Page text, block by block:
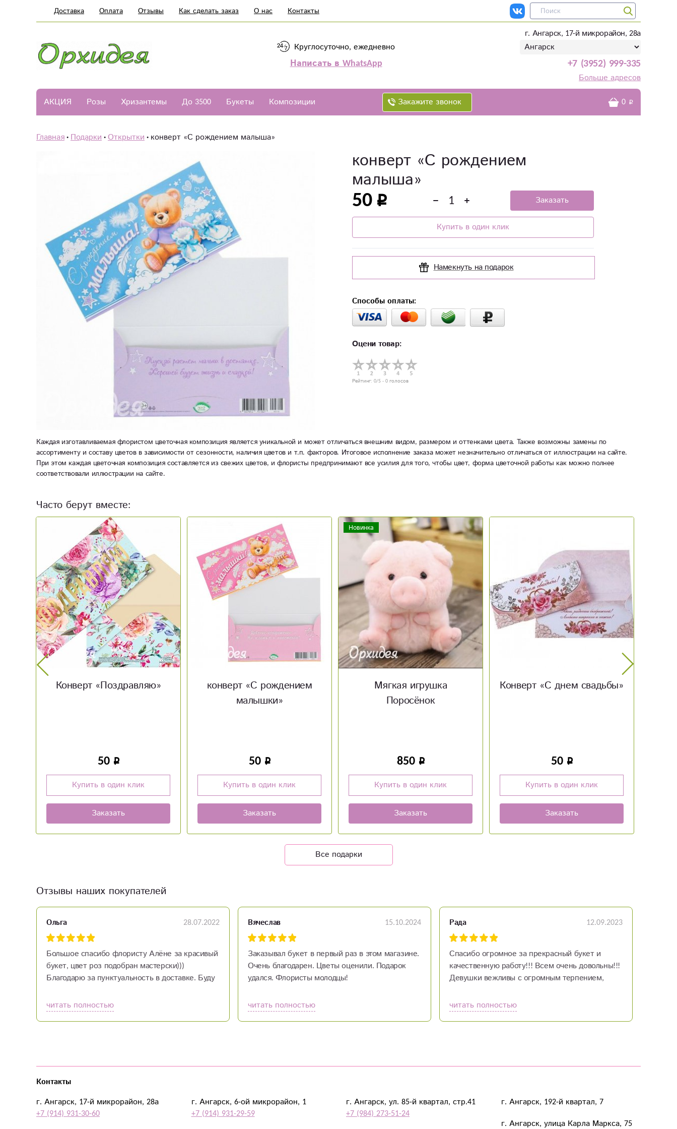
Доставка Оплата Отзывы Как сделать заказ О нас Контакты
Круглосуточно, ежедневно
Написать в WhatsApp
г. Ангарск, 17-й микрорайон, 28а
+7 (3952) 999-335
Больше адресов
АКЦИЯ Розы Хризантемы До 3500 Букеты Композиции Закажите звонок 0
Главная Подарки Открытки конверт «С рождением малыша»
конверт «С рождением
малыша»
50 Заказать
Купить в один клик
Намекнуть на подарок
Способы оплаты:
Оцени товар:
Рейтинг: 0/5 - 0 голосов
Каждая изготавливаемая флористом цветочная композиция является уникальной и может отличаться внешним видом, размером и оттенками цвета. Также возможны замены по
ассортименту и составу цветов в зависимости от сезонности, наличия цветов и т.п. факторов. Итоговое исполнение заказа может незначительно отличаться от иллюстрации на сайте.
При этом каждая цветочная композиция составляется из свежих цветов, и флористы предпринимают все усилия для того, чтобы цвет, форма цветочной работы как можно полнее
соответствовали иллюстрации на сайте.
Часто берут вместе:
конверт «С рождением
50
Купить в один клик
Заказать
Мягкая игрушка
Поросёнок
850
Купить в один клик
Заказать
Конверт «С днем свадьбы»
50
Купить в один клик
Заказать
Мягкая игрушка Сова
850
Купить в один клик
Заказать
Все подарки
Отзывы наших покупателей
Ольга 28.07.2022
Большое спасибо флористу Алёне за красивый
букет, цвет роз подобран мастерски)))
Благодарю за пунктуальность в доставке. Буду
друзьям посоветую. Желаю проЦВЕТания и
успеха в бизнесе!!!
читать полностью
Вячеслав 15.10.2024
Заказывал букет в первый раз в этом магазине.
Очень благодарен. Цветы оценили. Подарок
удался. Флористы молодцы!
читать полностью
Рада 12.09.2023
Спасибо огромное за прекрасный букет и
качественную работу!!! Всем очень довольны!!!
Девушки вежливы с огромным терпением,
вкусом, всегда помогут подобрать и составить
восхитительную композицию!!! Браво мастерам
читать полностью
Контакты
г. Ангарск, 17-й микрорайон, 28а
+7 (914) 931-30-60
г. Ангарск, 6-ой микрорайон, 1
+7 (914) 931-29-59
г. Ангарск, ул. 85-й квартал, стр.41
+7 (984) 273-51-24
г. Ангарск, 192-й квартал, 7
г. Ангарск, улица Карла Маркса, 75